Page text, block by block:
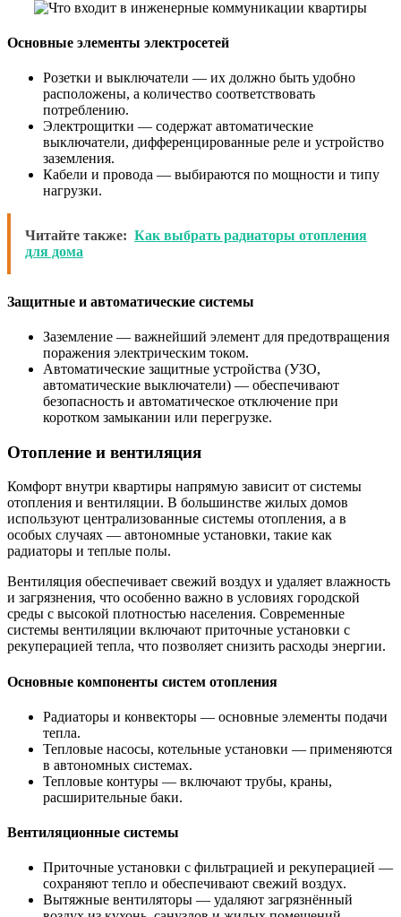
Основные элементы электросетей
Розетки и выключатели — их должно быть удобно
расположены, а количество соответствовать
потреблению.
Электрощитки — содержат автоматические
выключатели, дифференцированные реле и устройство
заземления.
Кабели и провода — выбираются по мощности и типу
нагрузки.
Читайте также: Как выбрать радиаторы отопления
для дома
Защитные и автоматические системы
Заземление — важнейший элемент для предотвращения
поражения электрическим током.
Автоматические защитные устройства (УЗО,
автоматические выключатели) — обеспечивают
безопасность и автоматическое отключение при
коротком замыкании или перегрузке.
Отопление и вентиляция
Комфорт внутри квартиры напрямую зависит от системы
отопления и вентиляции. В большинстве жилых домов
используют централизованные системы отопления, а в
особых случаях — автономные установки, такие как
радиаторы и теплые полы.
Вентиляция обеспечивает свежий воздух и удаляет влажность
и загрязнения, что особенно важно в условиях городской
среды с высокой плотностью населения. Современные
системы вентиляции включают приточные установки с
рекуперацией тепла, что позволяет снизить расходы энергии.
Основные компоненты систем отопления
Радиаторы и конвекторы — основные элементы подачи
тепла.
Тепловые насосы, котельные установки — применяются
в автономных системах.
Тепловые контуры — включают трубы, краны,
расширительные баки.
Вентиляционные системы
Приточные установки с фильтрацией и рекуперацией —
сохраняют тепло и обеспечивают свежий воздух.
Вытяжные вентиляторы — удаляют загрязнённый